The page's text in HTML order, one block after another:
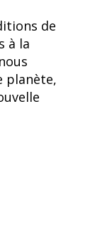
de
à la
planète,